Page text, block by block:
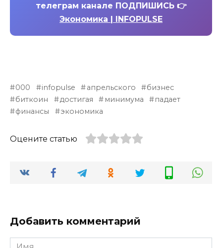
телеграм канале ПОДПИШИСЬ 👉
Экономика | INFOPULSE
000 infopulse апрельского
бизнес
биткоин
достигая минимума
падает
финансы
экономика
Оцените статью
Добавить комментарий
Имя